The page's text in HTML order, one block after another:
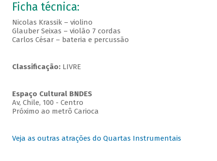
Ficha técnica:
Nicolas Krassik – violino
Glauber Seixas – violão 7 cordas
Carlos César – bateria e percussão
Classificação:LIVRE
Espaço Cultural BNDES
Av, Chile, 100 - Centro
Próximo ao metrô Carioca
Veja as outras atrações do Quartas Instrumentais